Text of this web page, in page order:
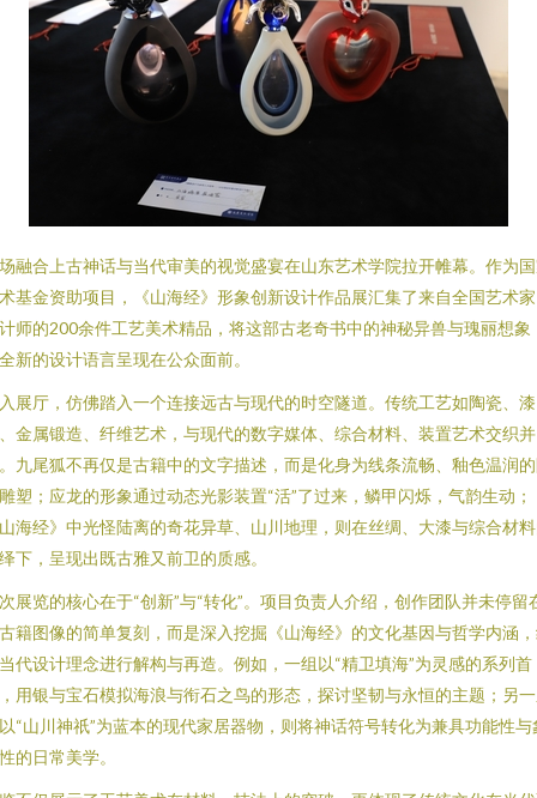
融合上古神话与当代审美的视觉盛宴在山东艺术学院拉开帷幕。作为
基金资助项目，《山海经》形象创新设计作品展汇集了来自全国艺术
师的200余件工艺美术精品，将这部古老奇书中的神秘异兽与瑰丽想象
新的设计语言呈现在公众面前。
展厅，仿佛踏入一个连接远古与现代的时空隧道。传统工艺如陶瓷、漆
金属锻造、纤维艺术，与现代的数字媒体、综合材料、装置艺术交织并
九尾狐不再仅是古籍中的文字描述，而是化身为线条流畅、釉色温润
塑；应龙的形象通过动态光影装置“活”了过来，鳞甲闪烁，气韵生动；
海经》中光怪陆离的奇花异草、山川地理，则在丝绸、大漆与综合材
下，呈现出既古雅又前卫的质感。
展览的核心在于“创新”与“转化”。项目负责人介绍，创作团队并未停留
籍图像的简单复刻，而是深入挖掘《山海经》的文化基因与哲学内涵
代设计理念进行解构与再造。例如，一组以“精卫填海”为灵感的系列首
用银与宝石模拟海浪与衔石之鸟的形态，探讨坚韧与永恒的主题；另
“山川神祇”为蓝本的现代家居器物，则将神话符号转化为兼具功能性与
的日常美学。